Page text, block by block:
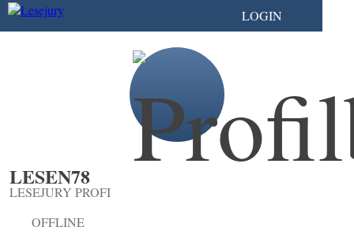
LOGIN
LESEN78
LESEJURY PROFI
OFFLINE